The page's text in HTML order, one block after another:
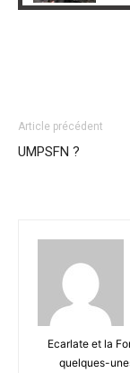
Article précédent
UMPSFN ?
Ecarlate et la
quelques-